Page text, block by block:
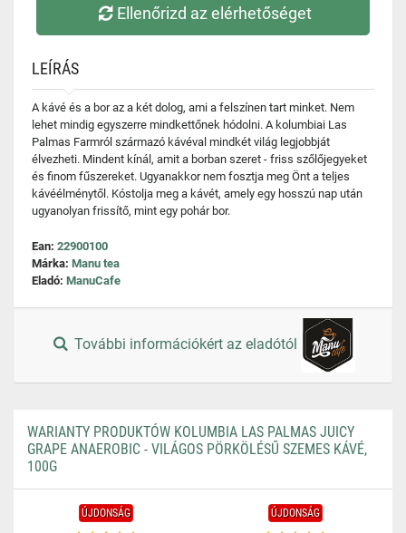
Ellenőrizd az elérhetőséget
LEÍRÁS
A kávé és a bor az a két dolog, ami a felszínen tart minket. Nem
lehet mindig egyszerre mindkettőnek hódolni. A kolumbiai Las
Palmas Farmról származó kávéval mindkét világ legjobbját
élvezheti. Mindent kínál, amit a borban szeret - friss szőlőjegyeket
és finom fűszereket. Ugyanakkor nem fosztja meg Önt a teljes
kávéélménytől. Kóstolja meg a kávét, amely egy hosszú nap után
ugyanolyan frissítő, mint egy pohár bor.
Ean: 22900100
Márka: Manu tea
Eladó: ManuCafe
További információkért az eladótól
WARIANTY PRODUKTÓW KOLUMBIA LAS PALMAS JUICY
GRAPE ANAEROBIC - VILÁGOS PÖRKÖLÉSŰ SZEMES KÁVÉ,
100G
ÚJDONSÁG ÚJDONSÁG